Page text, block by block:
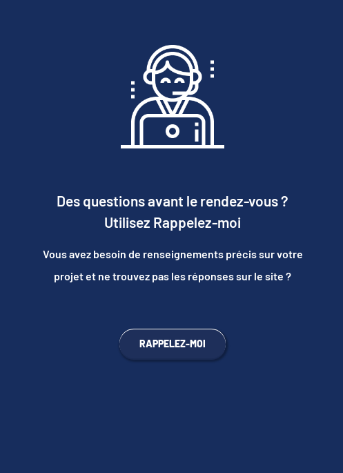
Des questions avant le rendez-vous ?
Utilisez Rappelez-moi
Vous avez besoin de renseignements précis sur votre
projet et ne trouvez pas les réponses sur le site ?
RAPPELEZ-MOI